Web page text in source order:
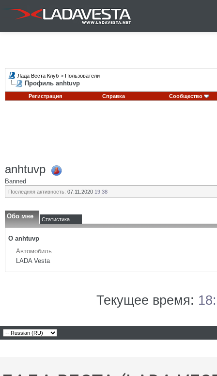
Лада Веста Клуб > Пользователи
Профиль anhtuvp
Регистрация Справка Сообщество
anhtuvp
Banned
Последняя активность: 07.11.2020 19:38
Обо мне Статистика
О anhtuvp
Автомобиль
LADA Vesta
Текущее время: